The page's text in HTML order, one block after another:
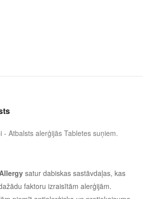
- Atbalsts alerģijās Tabletes suņiem.
satur dabiskas sastāvdaļas, kas
faktoru izraisītām alerģijām.